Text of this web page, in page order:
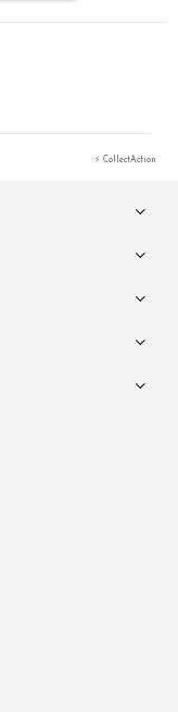
⚡ CollectAction